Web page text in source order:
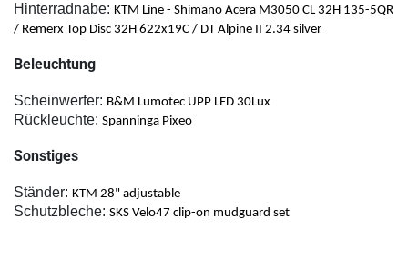
Hinterradnabe: KTM Line - Shimano Acera M3050 CL 32H 135-5QR
/ Remerx Top Disc 32H 622x19C / DT Alpine II 2.34 silver
Beleuchtung
Scheinwerfer: B&M Lumotec UPP LED 30Lux
Rückleuchte: Spanninga Pixeo
Sonstiges
Ständer: KTM 28" adjustable
Schutzbleche: SKS Velo47 clip-on mudguard set